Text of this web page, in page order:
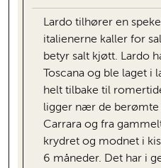
Lardo tilhører en
italienerne kaller for
betyr salt kjøtt. Lardo
Toscana og ble laget i
helt tilbake til
ligger nær de
Carrara og fra
krydret og modnet i
6 måneder. Det har i